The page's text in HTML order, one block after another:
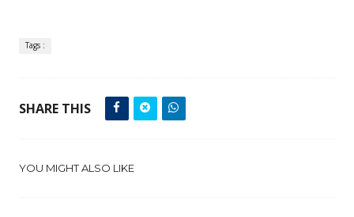
Tags :
SHARE THIS
YOU MIGHT ALSO LIKE